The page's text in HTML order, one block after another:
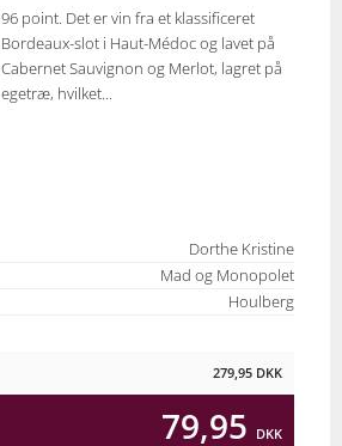
96 point. Det er vin fra et klassificeret
Bordeaux-slot i Haut-Médoc og lavet på
Cabernet Sauvignon og Merlot, lagret på
egetræ, hvilket...
Dorthe Kristine
Mad og Monopolet
Houlberg
279,95 DKK
79,95 DKK